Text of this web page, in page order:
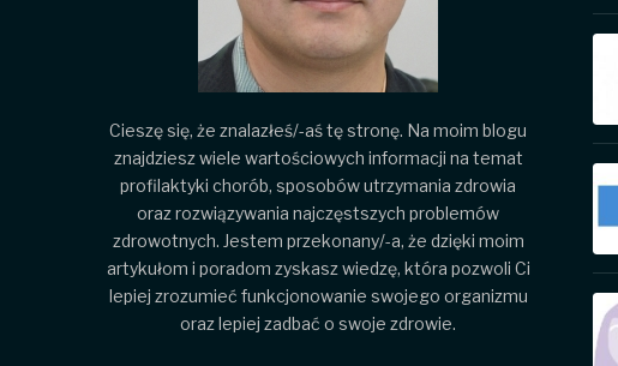
Cieszę się, że znalazłeś/-aś tę stronę. Na moim blogu
znajdziesz wiele wartościowych informacji na temat
profilaktyki chorób, sposobów utrzymania zdrowia
oraz rozwiązywania najczęstszych problemów
zdrowotnych. Jestem przekonany/-a, że dzięki moim
artykułom i poradom zyskasz wiedzę, która pozwoli Ci
lepiej zrozumieć funkcjonowanie swojego organizmu
oraz lepiej zadbać o swoje zdrowie.